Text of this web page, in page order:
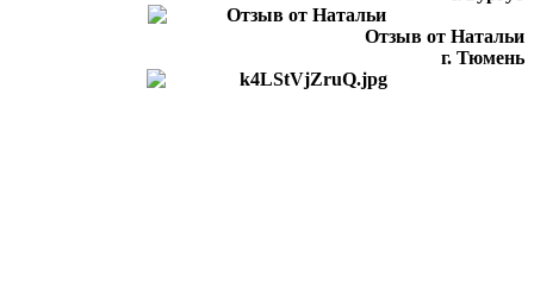
Отзыв от Натальи
г. Тюмень